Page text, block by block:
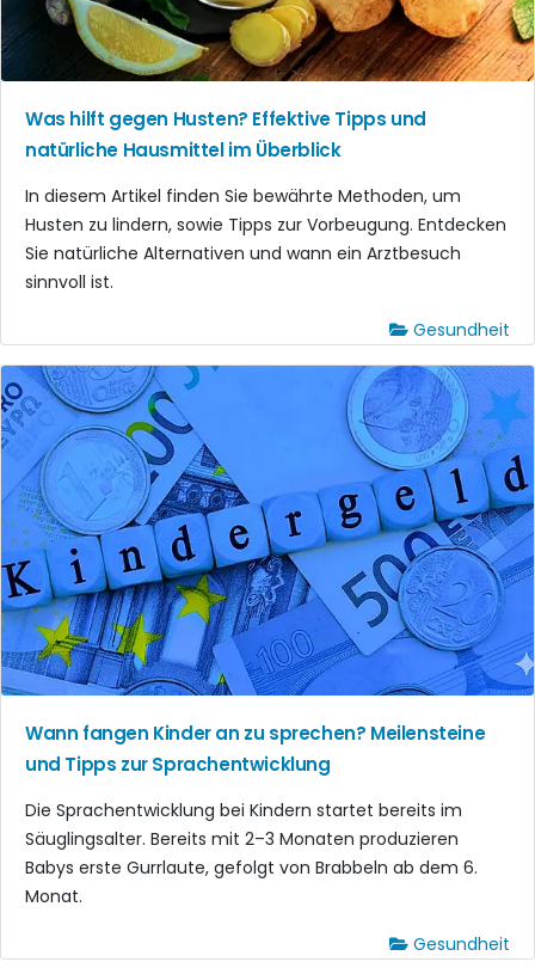
Was hilft gegen Husten? Effektive Tipps und
natürliche Hausmittel im Überblick
In diesem Artikel finden Sie bewährte Methoden, um
Husten zu lindern, sowie Tipps zur Vorbeugung. Entdecken
Sie natürliche Alternativen und wann ein Arztbesuch
sinnvoll ist.
Gesundheit
Wann fangen Kinder an zu sprechen? Meilensteine
und Tipps zur Sprachentwicklung
Die Sprachentwicklung bei Kindern startet bereits im
Säuglingsalter. Bereits mit 2–3 Monaten produzieren
Babys erste Gurrlaute, gefolgt von Brabbeln ab dem 6.
Monat.
Gesundheit